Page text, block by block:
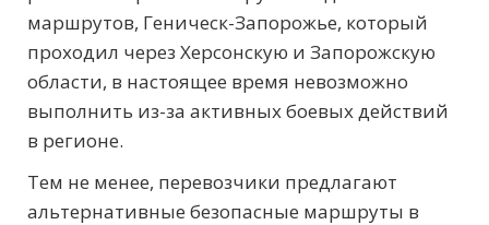
маршрутов, Геническ-Запорожье, который
проходил через Херсонскую и Запорожскую
области, в настоящее время невозможно
выполнить из-за активных боевых действий
в регионе.
Тем не менее, перевозчики предлагают
альтернативные безопасные маршруты в